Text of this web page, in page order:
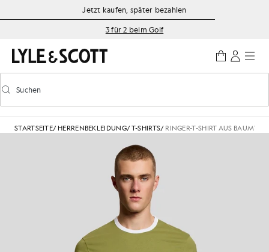
Zum Hauptinhalt springen
Informationen zur Barrierefreiheit
Jetzt kaufen, später bezahlen
3 für 2 beim Golf
Vorausschauende Suche ein-/ausschalten
Suchen
STARTSEITE/ HERRENBEKLEIDUNG/T-SHIRTS/ RINGER-T-SHIRT AUS